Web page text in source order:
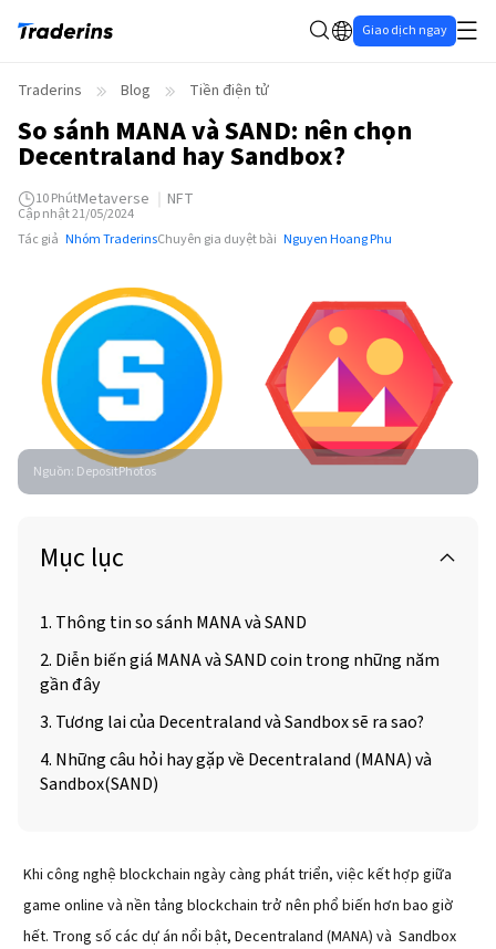
Giao dịch ngay
Traderins Blog Tiền điện tử
So sánh MANA và SAND: nên chọn
Decentraland hay Sandbox?
10PhútMetaverse NFT
Cập nhật 21/05/2024
Tác giả Nhóm TraderinsChuyên gia duyệt bài Nguyen Hoang Phu
Nguồn: DepositPhotos
Mục lục
1. Thông tin so sánh MANA và SAND
2. Diễn biến giá MANA và SAND coin trong những năm
gần đây
3. Tương lai của Decentraland và Sandbox sẽ ra sao?
4. Những câu hỏi hay gặp về Decentraland (MANA) và
Sandbox(SAND)
Khi công nghệ blockchain ngày càng phát triển, việc kết hợp giữa
game online và nền tảng blockchain trở nên phổ biến hơn bao giờ
hết. Trong số các dự án nổi bật, Decentraland (MANA) và Sandbox